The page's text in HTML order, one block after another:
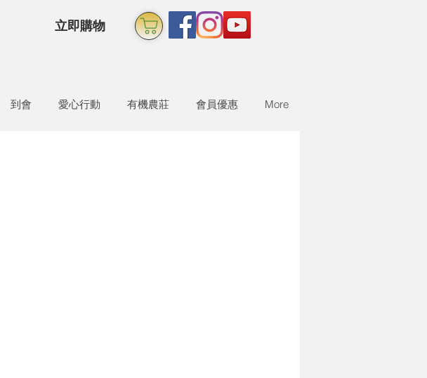
立即購物
到會 愛心行動 有機農莊 會員優惠 More